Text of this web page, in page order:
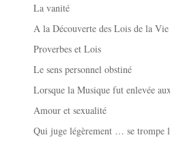
La vanité
A la Découverte des Lois de la Vie
Proverbes et Lois
Le sens personnel obstiné
Lorsque la Musique fut enlevée
Amour et sexualité
Qui juge légèrement … se trompe